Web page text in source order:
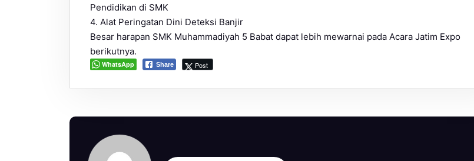
Pendidikan di SMK
4. Alat Peringatan Dini Deteksi Banjir
Besar harapan SMK Muhammadiyah 5 Babat dapat lebih mewarnai pada Acara Jatim Expo
berikutnya.
WhatsApp Share Post